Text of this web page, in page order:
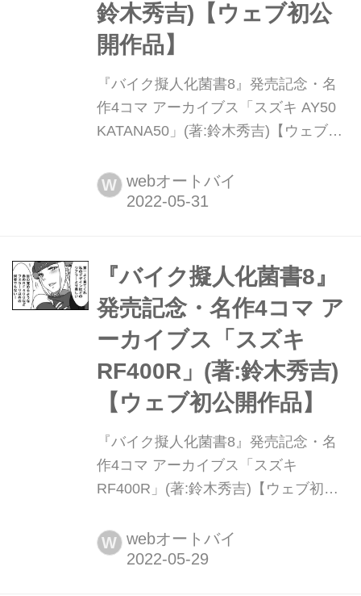
鈴木秀吉)【ウェブ初公
開作品】
『バイク擬人化菌書8』発売記念・名
作4コマ アーカイブス「スズキ AY50
KATANA50」(著:鈴木秀吉)【ウェブ初
の最新刊『バイク擬人化菌書8』(著:鈴
木秀吉)は、2022年5月31日発売! 発刊
W webオートバイ
『バイク擬人化菌書8』
発売記念・名作4コマ ア
ーカイブス「スズキ
RF400R」(著:鈴木秀吉)
【ウェブ初公開作品】
『バイク擬人化菌書8』発売記念・名
作4コマ アーカイブス「スズキ
RF400R」(著:鈴木秀吉)【ウェブ初公
最新刊『バイク擬人化菌書8』(著:鈴木
秀吉)は、2022年5月31日発売! 発刊を
W webオートバイ